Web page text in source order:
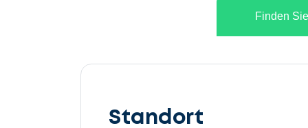
Finden
Standort
Lassen